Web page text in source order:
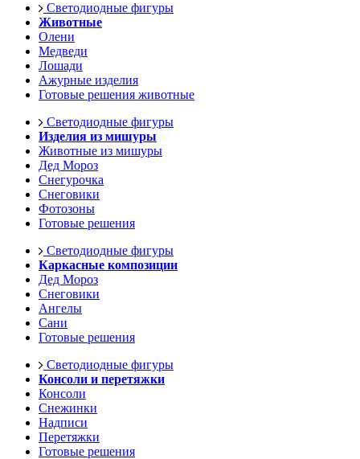
Светодиодные фигуры
Животные
Олени
Медведи
Лошади
Ажурные изделия
Готовые решения животные
Светодиодные фигуры
Изделия из мишуры
Животные из мишуры
Дед Мороз
Снегурочка
Снеговики
Фотозоны
Готовые решения
Светодиодные фигуры
Каркасные композиции
Дед Мороз
Снеговики
Ангелы
Сани
Готовые решения
Светодиодные фигуры
Консоли и перетяжки
Консоли
Снежинки
Надписи
Перетяжки
Готовые решения